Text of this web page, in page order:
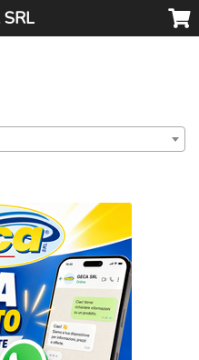
SRL